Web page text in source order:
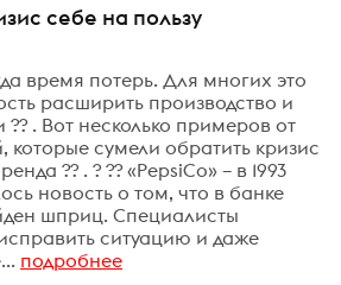
себе на пользу
время потерь. Для многих это
расширить производство и
. Вот несколько примеров от
сумели обратить кризис
?? . ? ?? «PepsiCo» – в 1993
новость о том, что в банке
шприц. Специалисты
ситуацию и даже
подробнее